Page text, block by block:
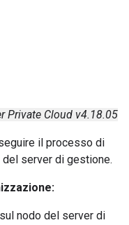
Private Cloud v4.18.05
il processo di
server di gestione.
sul nodo del server di